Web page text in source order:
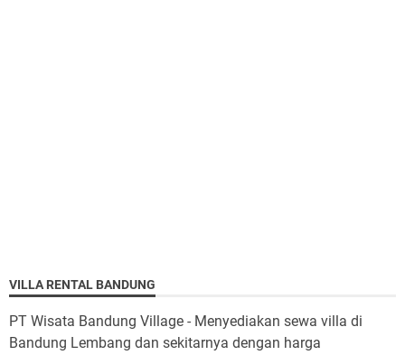
VILLA RENTAL BANDUNG
PT Wisata Bandung Village - Menyediakan sewa villa di
Bandung Lembang dan sekitarnya dengan harga